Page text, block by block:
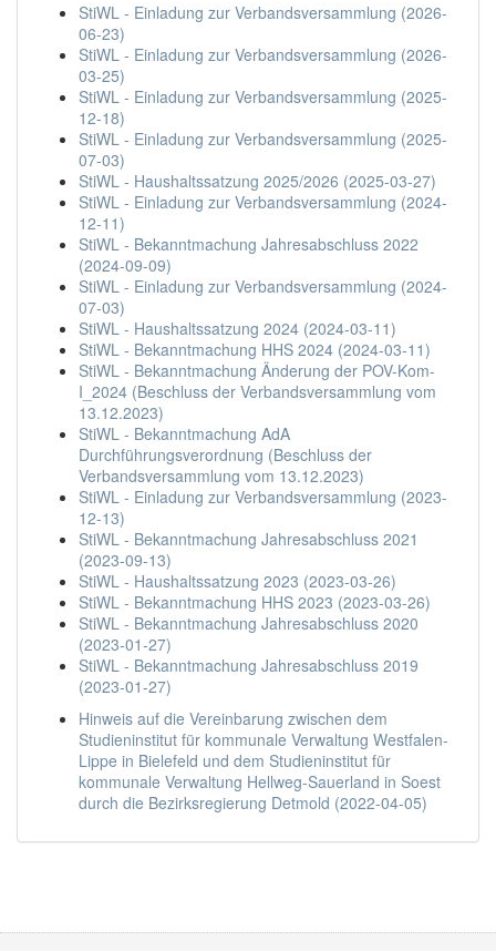
StiWL - Einladung zur Verbandsversammlung (2026-
06-23)
StiWL - Einladung zur Verbandsversammlung (2026-
03-25)
StiWL - Einladung zur Verbandsversammlung (2025-
12-18)
StiWL - Einladung zur Verbandsversammlung (2025-
07-03)
StiWL - Haushaltssatzung 2025/2026 (2025-03-27)
StiWL - Einladung zur Verbandsversammlung (2024-
12-11)
StiWL - Bekanntmachung Jahresabschluss 2022
(2024-09-09)
StiWL - Einladung zur Verbandsversammlung (2024-
07-03)
StiWL - Haushaltssatzung 2024 (2024-03-11)
StiWL - Bekanntmachung HHS 2024 (2024-03-11)
StiWL - Bekanntmachung Änderung der POV-Kom-
I_2024 (Beschluss der Verbandsversammlung vom
13.12.2023)
StiWL - Bekanntmachung AdA
Durchführungsverordnung (Beschluss der
Verbandsversammlung vom 13.12.2023)
StiWL - Einladung zur Verbandsversammlung (2023-
12-13)
StiWL - Bekanntmachung Jahresabschluss 2021
(2023-09-13)
StiWL - Haushaltssatzung 2023 (2023-03-26)
StiWL - Bekanntmachung HHS 2023 (2023-03-26)
StiWL - Bekanntmachung Jahresabschluss 2020
(2023-01-27)
StiWL - Bekanntmachung Jahresabschluss 2019
(2023-01-27)
Hinweis auf die Vereinbarung zwischen dem
Studieninstitut für kommunale Verwaltung Westfalen-
Lippe in Bielefeld und dem Studieninstitut für
kommunale Verwaltung Hellweg-Sauerland in Soest
durch die Bezirksregierung Detmold (2022-04-05)